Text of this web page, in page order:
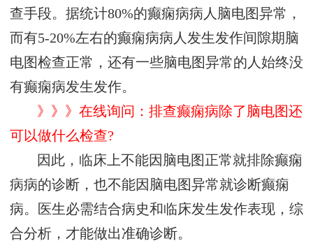
查手段。据统计80%的癫痫病病人脑电图异常，
而有5-20%左右的癫痫病病人发生发作间隙期脑
电图检查正常，还有一些脑电图异常的人始终没
有癫痫病发生发作。
》》》在线询问：排查癫痫病除了脑电图还
可以做什么检查?
因此，临床上不能因脑电图正常就排除癫痫
病病的诊断，也不能因脑电图异常就诊断癫痫
病。医生必需结合病史和临床发生发作表现，综
合分析，才能做出准确诊断。